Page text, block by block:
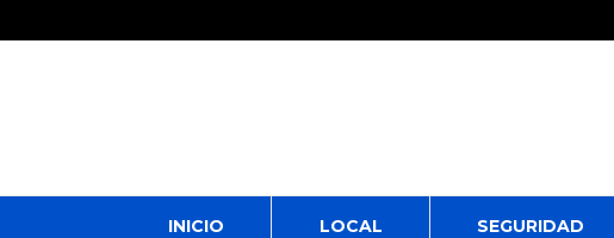
INICIO LOCAL SEGURIDAD